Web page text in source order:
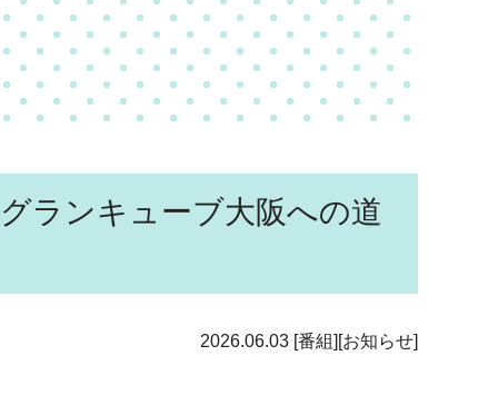
ランキューブ大阪への道
2026.06.03 [番組][お知らせ]